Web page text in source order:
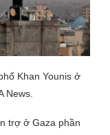
Khan Younis ở
News.
trợ ở Gaza phần